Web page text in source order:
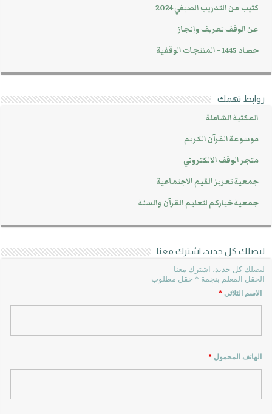
كتيب عن التدريب الصيفي 2024
عن الوقف تعريف وإنجاز
حصاد 1445 - المنتجات الوقفية
روابط تهمك
المكتبة الشاملة
موسوعة القرآن الكريم
متجر الوقف الالكتروني
جمعية تعزيز القيم الاجتماعية
جمعية خياركم لتعليم القرآن والسنة
ليصلك كل جديد، اشترك معنا
ليصلك كل جديد، اشترك معنا
الحقل المعلم بنجمة * حقل مطلوب
الاسم الثلاثي*
الهاتف المحمول*